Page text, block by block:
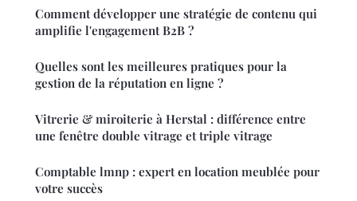
Comment développer une stratégie de contenu qui
amplifie l'engagement B2B ?
Quelles sont les meilleures pratiques pour la
gestion de la réputation en ligne ?
Vitrerie & miroiterie à Herstal : différence entre
une fenêtre double vitrage et triple vitrage
Comptable lmnp : expert en location meublée pour
votre succès